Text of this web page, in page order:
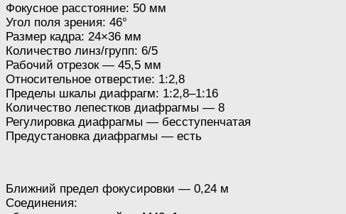
Фокусное расстояние: 50 мм
Угол поля зрения: 46°
Размер кадра: 24×36 мм
Количество линз/групп: 6/5
Рабочий отрезок — 45,5 мм
Относительное отверстие: 1:2,8
Пределы шкалы диафрагм: 1:2,8–1:16
Количество лепестков диафрагмы — 8
Регулировка диафрагмы — бесступенчатая
Предустановка диафрагмы — есть
Ближний предел фокусировки — 0,24 м
Соединения: